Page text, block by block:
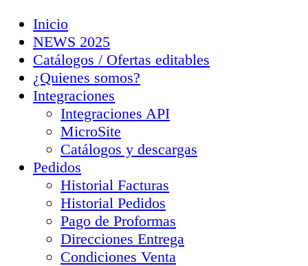
Inicio
NEWS 2025
Catálogos / Ofertas editables
¿Quienes somos?
Integraciones
Integraciones API
MicroSite
Catálogos y descargas
Pedidos
Historial Facturas
Historial Pedidos
Pago de Proformas
Direcciones Entrega
Condiciones Venta